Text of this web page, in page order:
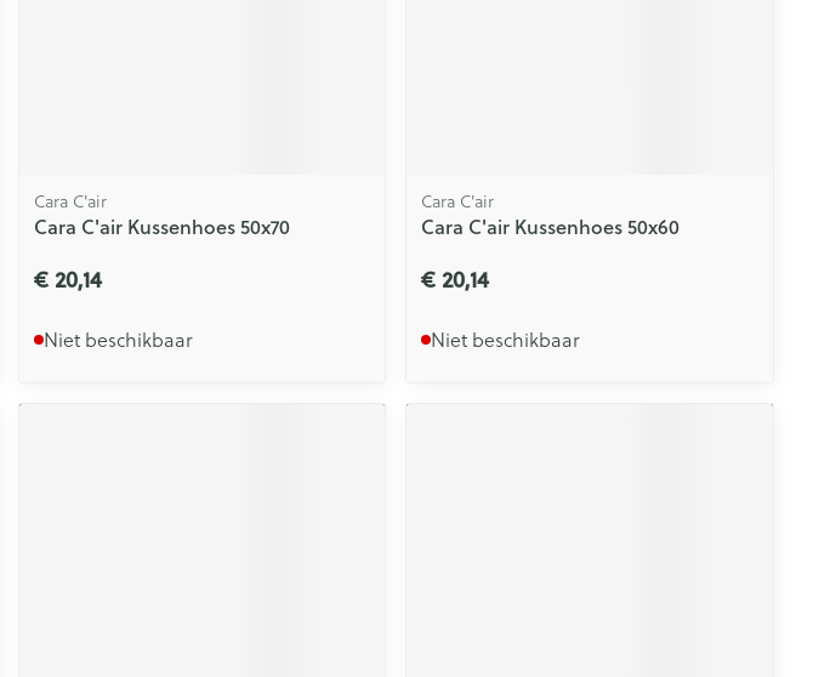
Cara C'air
Cara C'air Kussenhoes 50x70
€ 20,14
Niet beschikbaar
Cara C'air
Cara C'air Kussenhoes 50x60
€ 20,14
Niet beschikbaar